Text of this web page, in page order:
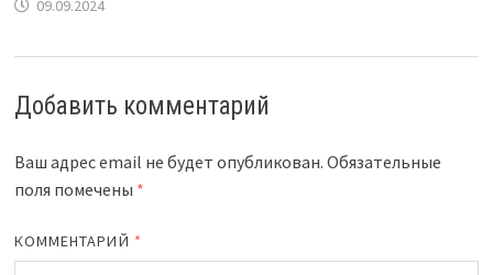
09.09.2024
Добавить комментарий
Ваш адрес email не будет опубликован. Обязательные
поля помечены *
КОММЕНТАРИЙ *